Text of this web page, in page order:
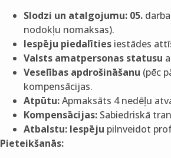
Slodzi un atalgojumu: 05.
nodokļu nomaksas).
Iespēju piedalītiesiestādes
Valsts amatpersonas statusu
Veselības apdrošināšanu (pēc
kompensācijas.
Atpūtu:Apmaksāts 4 nedēļu
Kompensācijas:Sabiedriskā
Atbalstu: Iespēju pilnveidot
Pieteikšanās: